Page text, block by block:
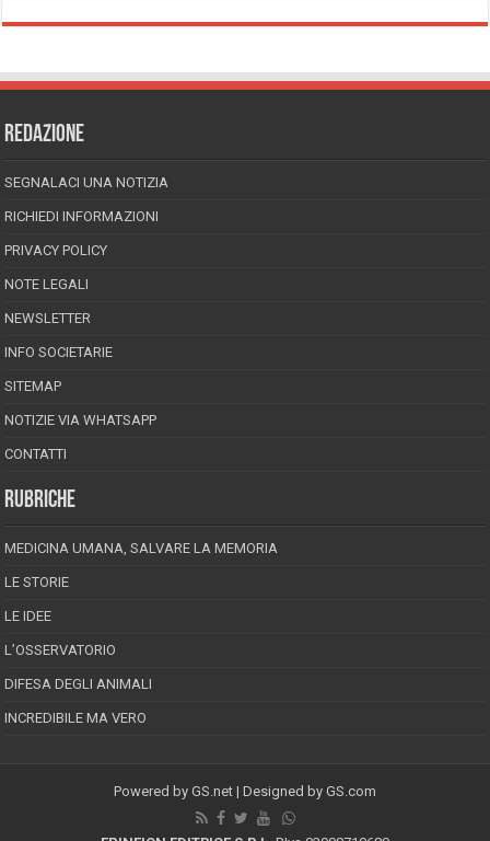
REDAZIONE
SEGNALACI UNA NOTIZIA
RICHIEDI INFORMAZIONI
PRIVACY POLICY
NOTE LEGALI
NEWSLETTER
INFO SOCIETARIE
SITEMAP
NOTIZIE VIA WHATSAPP
CONTATTI
RUBRICHE
MEDICINA UMANA, SALVARE LA MEMORIA
LE STORIE
LE IDEE
L’OSSERVATORIO
DIFESA DEGLI ANIMALI
INCREDIBILE MA VERO
Powered by GS.net | Designed by GS.com